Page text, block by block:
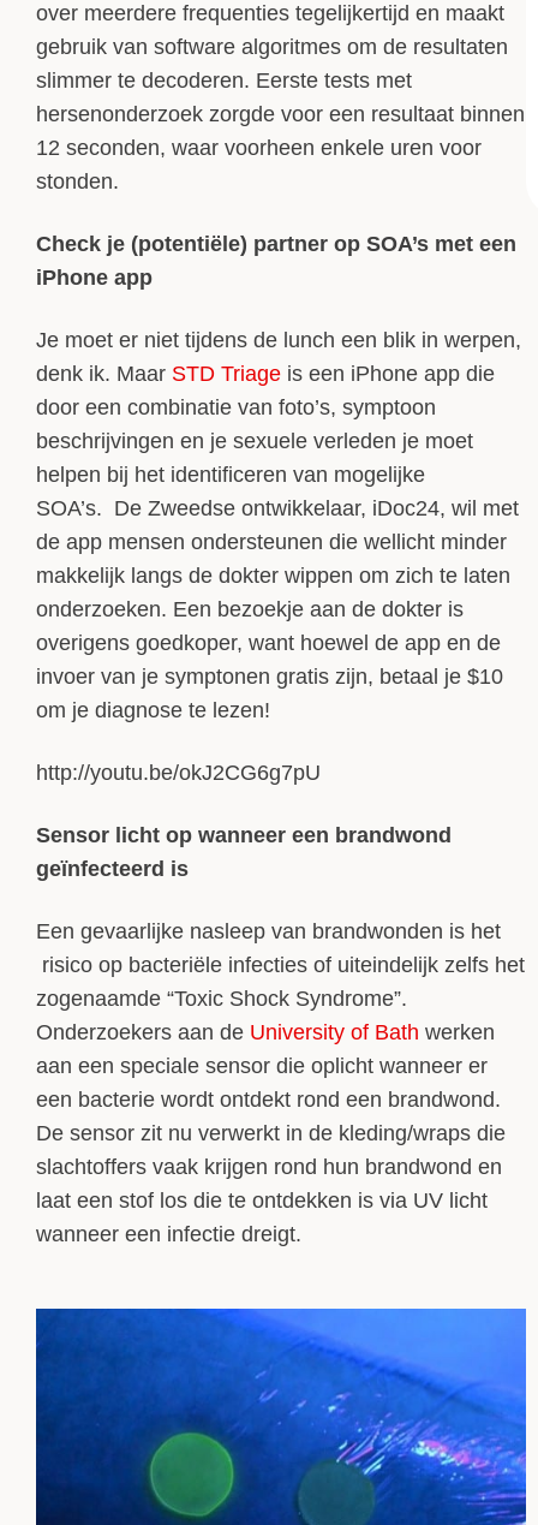
over meerdere frequenties tegelijkertijd en maakt
gebruik van software algoritmes om de resultaten
slimmer te decoderen. Eerste tests met
hersenonderzoek zorgde voor een resultaat binnen
12 seconden, waar voorheen enkele uren voor
stonden.
Check je (potentiële) partner op SOA’s met een
iPhone app
Je moet er niet tijdens de lunch een blik in werpen,
denk ik. Maar STD Triage is een iPhone app die
door een combinatie van foto’s, symptoon
beschrijvingen en je sexuele verleden je moet
helpen bij het identificeren van mogelijke
SOA’s. De Zweedse ontwikkelaar, iDoc24, wil met
de app mensen ondersteunen die wellicht minder
makkelijk langs de dokter wippen om zich te laten
onderzoeken. Een bezoekje aan de dokter is
overigens goedkoper, want hoewel de app en de
invoer van je symptonen gratis zijn, betaal je $10
om je diagnose te lezen!
http://youtu.be/okJ2CG6g7pU
Sensor licht op wanneer een brandwond
geïnfecteerd is
Een gevaarlijke nasleep van brandwonden is het
risico op bacteriële infecties of uiteindelijk zelfs het
zogenaamde “Toxic Shock Syndrome”.
Onderzoekers aan de University of Bath werken
aan een speciale sensor die oplicht wanneer er
een bacterie wordt ontdekt rond een brandwond.
De sensor zit nu verwerkt in de kleding/wraps die
slachtoffers vaak krijgen rond hun brandwond en
laat een stof los die te ontdekken is via UV licht
wanneer een infectie dreigt.